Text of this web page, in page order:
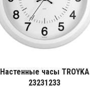
Настенные часы TROYKA
23231233